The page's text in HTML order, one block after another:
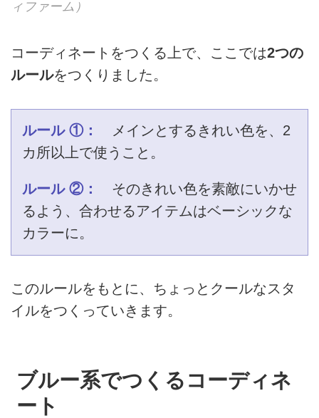
ィファーム）
コーディネートをつくる上で、ここでは2つの
ルールをつくりました。
ルール ①：
メインとするきれい色を、2
カ所以上で使うこと。
ルール ②：
そのきれい色を素敵にいかせ
るよう、合わせるアイテムはベーシックな
カラーに。
このルールをもとに、ちょっとクールなスタ
イルをつくっていきます。
ブルー系でつくるコーディネ
ート